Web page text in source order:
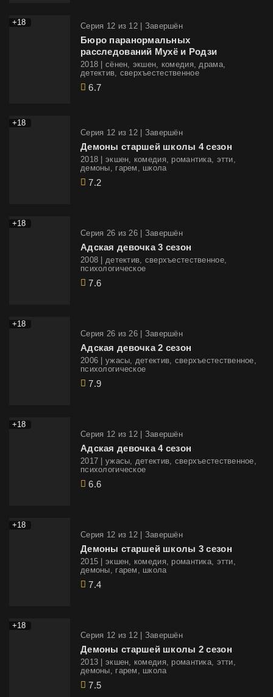
+18 Cерия 12 из 12 | Завершён
Бюро паранормальных
расследований Мухё и Родзи
2018 | сёнен, экшен, комедия, драма,
детектив, сверхъестественное
6.7
+18
Cерия 12 из 12 | Завершён
Демоны старшей школы 4 сезон
2018 | экшен, комедия, романтика, этти,
демоны, гарем, школа
7.2
+18
Cерия 26 из 26 | Завершён
Адская девочка 3 сезон
2008 | детектив, сверхъестественное,
психологическое
7.6
+18
Cерия 26 из 26 | Завершён
Адская девочка 2 сезон
2006 | ужасы, детектив, сверхъестественное,
психологическое
7.9
+18
Cерия 12 из 12 | Завершён
Адская девочка 4 сезон
2017 | ужасы, детектив, сверхъестественное,
психологическое
6.6
+18
Cерия 12 из 12 | Завершён
Демоны старшей школы 3 сезон
2015 | экшен, комедия, романтика, этти,
демоны, гарем, школа
7.4
+18
Cерия 12 из 12 | Завершён
Демоны старшей школы 2 сезон
2013 | экшен, комедия, романтика, этти,
демоны, гарем, школа
7.5